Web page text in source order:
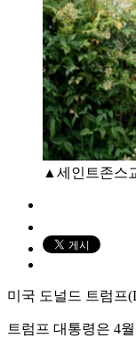
▲세인트존스
미국 도널드 트럼프
트럼프 대통령은 4